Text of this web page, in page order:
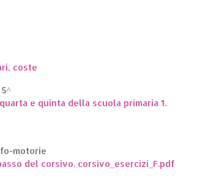
coste
e quinta della scuola primaria 1.
motorie
del corsivo. corsivo_esercizi_F.pdf